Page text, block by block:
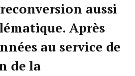
aussi
Après
au service de
de la